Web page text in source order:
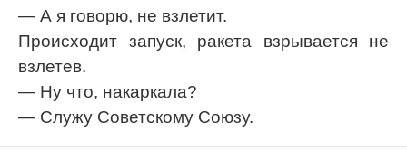
— А я говорю, не взлетит.
Происходит запуск, ракета взрывается не
взлетев.
— Ну что, накаркала?
— Служу Советскому Союзу.